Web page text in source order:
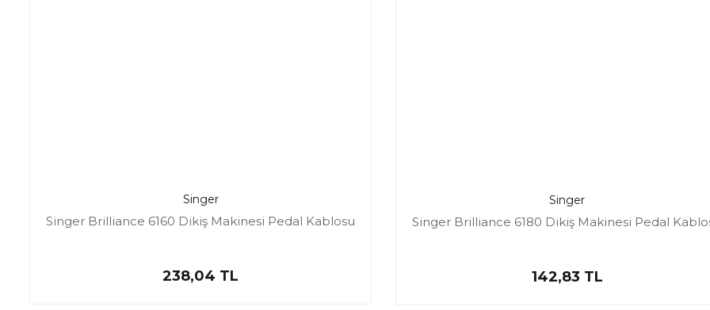
Singer
Singer Brilliance 6160 Dikiş Makinesi Pedal Kablosu
238,04 TL
Singer
Singer Brilliance 6180 Dikiş Makinesi Pedal
142,83 TL